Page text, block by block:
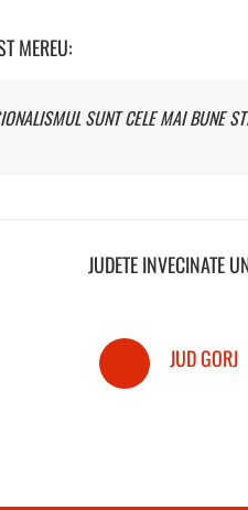
MEREU:
SUNT CELE MAI BUNE
JUDETE INVECINATE
JUD GORJ